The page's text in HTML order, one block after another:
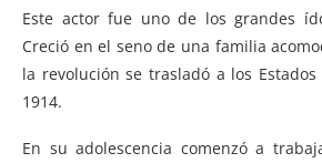
Este actor fue uno de los grandes
Creció en el seno de una familia
la revolución se trasladó a los
1914.
En su adolescencia comenzó a